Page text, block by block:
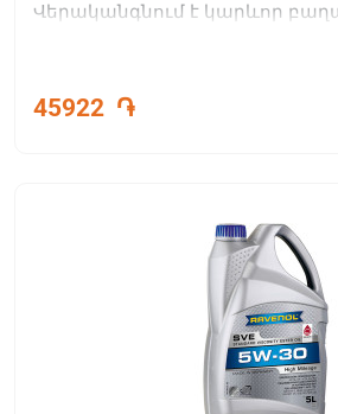
Վերականգնում է կարևոր
45922 ֏